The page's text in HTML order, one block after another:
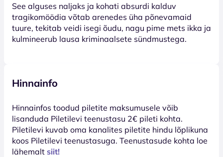
See alguses naljaks ja kohati absurdi kalduv
tragikomöödia võtab arenedes üha põnevamaid
tuure, tekitab veidi isegi õudu, nagu pime mets ikka ja
kulmineerub lausa kriminaalsete sündmustega.
Hinnainfo
Hinnainfos toodud piletite maksumusele võib
lisanduda Piletilevi teenustasu 2€ pileti kohta.
Piletilevi kuvab oma kanalites piletite hindu lõplikuna
koos Piletilevi teenustasuga. Teenustasude kohta loe
lähemalt siit!